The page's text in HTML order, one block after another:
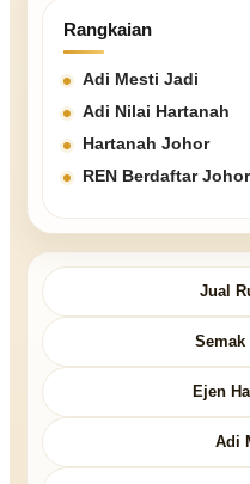
Rangkaian
Adi Mesti Jadi
Adi Nilai Hartanah
Hartanah Johor
REN Berdaftar Johor
Jual
Semak
Ejen
Adi